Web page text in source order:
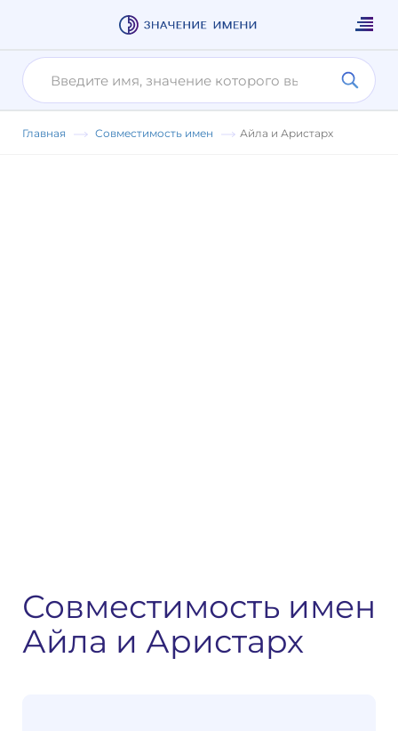
Главная Совместимость имен Айла и Аристарх
Совместимость имен
Айла и Аристарх